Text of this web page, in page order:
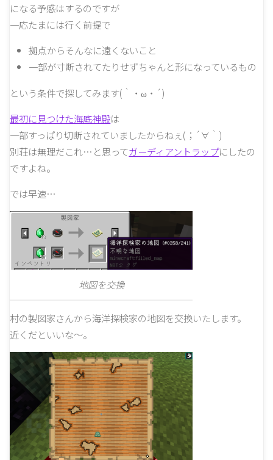
になる予感はするのですが
一応たまには行く前提で
拠点からそんなに遠くないこと
一部が寸断されてたりせずちゃんと形になっているもの
という条件で探してみます(｀・ω・´)
最初に見つけた海底神殿は
一部すっぱり切断されていましたからねぇ(；´∀｀)
別荘は無理だこれ…と思ってガーディアントラップにしたの
ですよね。
では早速…
地図を交換
村の製図家さんから海洋探検家の地図を交換いたします。
近くだといいな～。